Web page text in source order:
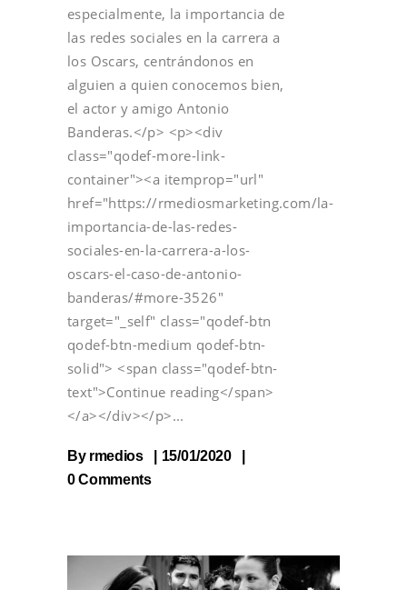
especialmente, la importancia de
las redes sociales en la carrera a
los Oscars, centrándonos en
alguien a quien conocemos bien,
el actor y amigo Antonio
Banderas.</p> <p><div
class="qodef-more-link-
container"><a itemprop="url"
href="https://rmediosmarketing.com/la-
importancia-de-las-redes-
sociales-en-la-carrera-a-los-
oscars-el-caso-de-antonio-
banderas/#more-3526"
target="_self" class="qodef-btn
qodef-btn-medium qodef-btn-
solid"> <span class="qodef-btn-
text">Continue reading</span>
</a></div></p>
By rmedios
15/01/2020
0 Comments